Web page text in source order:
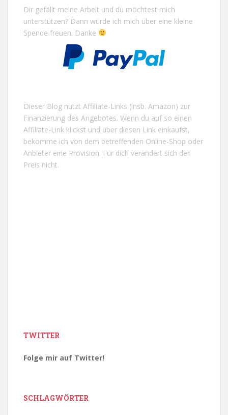
Dir gefällt meine Arbeit und du möchtest mich
unterstützen? Dann würde ich mich über eine kleine
Spende freuen. Danke
Dieser Blog nutzt Affiliate-Links (insb. Amazon) zur
Finanzierung des Angebotes. Wenn du auf so einen
Affiliate-Link klickst und über diesen Link einkaufst,
bekomme ich von dem betreffenden Online-Shop oder
Anbieter eine Provision. Für dich verändert sich der
Preis nicht.
TWITTER
Folge mir auf Twitter!
SCHLAGWÖRTER